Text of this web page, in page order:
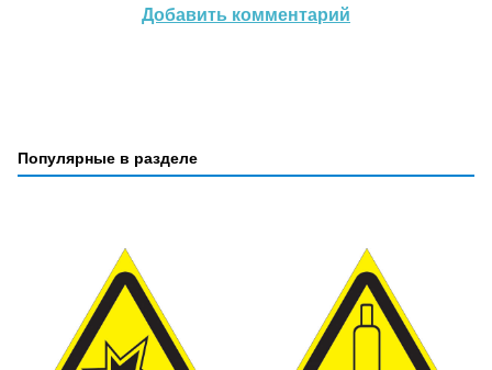
Добавить комментарий
Популярные в разделе